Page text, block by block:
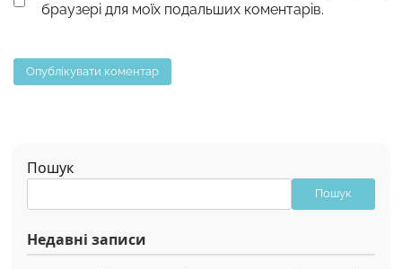
браузері для моїх подальших коментарів.
Пошук
Пошук
Недавні записи